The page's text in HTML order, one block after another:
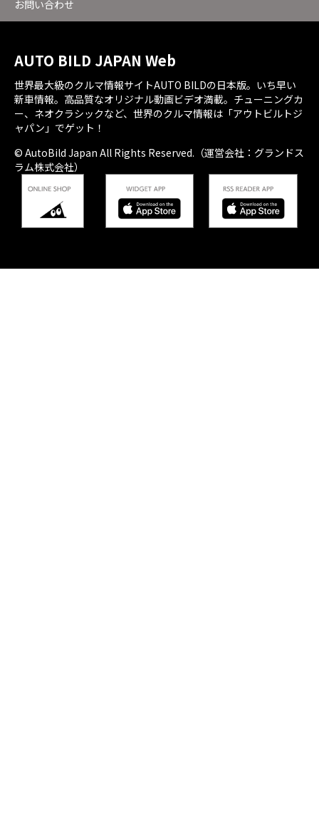
お問い合わせ
AUTO BILD JAPAN Web
世界最大級のクルマ情報サイトAUTO BILDの日本版。いち早い
新車情報。高品質なオリジナル動画ビデオ満載。チューニングカ
ー、ネオクラシックなど、世界のクルマ情報は「アウトビルトジ
ャパン」でゲット！
© AutoBild Japan All Rights Reserved.（運営会社：グランドス
ラム株式会社）